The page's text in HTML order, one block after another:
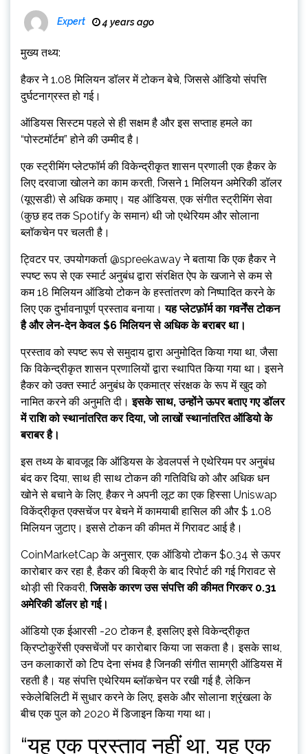
Expert 4 years ago
मुख्य तथ्य:
हैकर ने 1.08 मिलियन डॉलर में टोकन बेचे, जिससे ऑडियो संपत्ति
दुर्घटनाग्रस्त हो गई।
ऑडियस सिस्टम पहले से ही सक्षम है और इस सप्ताह हमले का
“पोस्टमॉर्टम” होने की उम्मीद है।
एक स्ट्रीमिंग प्लेटफॉर्म की विकेन्द्रीकृत शासन प्रणाली एक हैकर के
लिए दरवाजा खोलने का काम करती, जिसने 1 मिलियन अमेरिकी डॉलर
(यूएसडी) से अधिक कमाए। यह ऑडियस, एक संगीत स्ट्रीमिंग सेवा
(कुछ हद तक Spotify के समान) थी जो एथेरियम और सोलाना
ब्लॉकचेन पर चलती है।
ट्विटर पर, उपयोगकर्ता @spreekaway ने बताया कि एक हैकर ने
स्पष्ट रूप से एक स्मार्ट अनुबंध द्वारा संरक्षित ऐप के खजाने से कम से
कम 18 मिलियन ऑडियो टोकन के हस्तांतरण को निष्पादित करने के
लिए एक दुर्भावनापूर्ण प्रस्ताव बनाया।यह प्लेटफ़ॉर्म का गवर्नेंस टोकन
है और लेन-देन केवल $6 मिलियन से अधिक के बराबर था।
प्रस्ताव को स्पष्ट रूप से समुदाय द्वारा अनुमोदित किया गया था, जैसा
कि विकेन्द्रीकृत शासन प्रणालियों द्वारा स्थापित किया गया था। इसने
हैकर को उक्त स्मार्ट अनुबंध के एकमात्र संरक्षक के रूप में खुद को
नामित करने की अनुमति दी।इसके साथ, उन्होंने ऊपर बताए गए डॉलर
में राशि को स्थानांतरित कर दिया, जो लाखों स्थानांतरित ऑडियो के
बराबर है।
इस तथ्य के बावजूद कि ऑडियस के डेवलपर्स ने एथेरियम पर अनुबंध
बंद कर दिया, साथ ही साथ टोकन की गतिविधि को और अधिक धन
खोने से बचाने के लिए, हैकर ने अपनी लूट का एक हिस्सा Uniswap
विकेंद्रीकृत एक्सचेंज पर बेचने में कामयाबी हासिल की और $ 1.08
मिलियन जुटाए। इससे टोकन की कीमत में गिरावट आई है।
CoinMarketCap के अनुसार, एक ऑडियो टोकन $0.34 से ऊपर
कारोबार कर रहा है, हैकर की बिक्री के बाद रिपोर्ट की गई गिरावट से
थोड़ी सी रिकवरी,जिसके कारण उस संपत्ति की कीमत गिरकर 0.31
अमेरिकी डॉलर हो गई।
ऑडियो एक ईआरसी -20 टोकन है, इसलिए इसे विकेन्द्रीकृत
क्रिप्टोकुरेंसी एक्सचेंजों पर कारोबार किया जा सकता है। इसके साथ,
उन कलाकारों को टिप देना संभव है जिनकी संगीत सामग्री ऑडियस में
रहती है। यह संपत्ति एथेरियम ब्लॉकचेन पर रखी गई है, लेकिन
स्केलेबिलिटी में सुधार करने के लिए, इसके और सोलाना श्रृंखला के
बीच एक पुल को 2020 में डिजाइन किया गया था।
“यह एक प्रस्ताव नहीं था, यह एक